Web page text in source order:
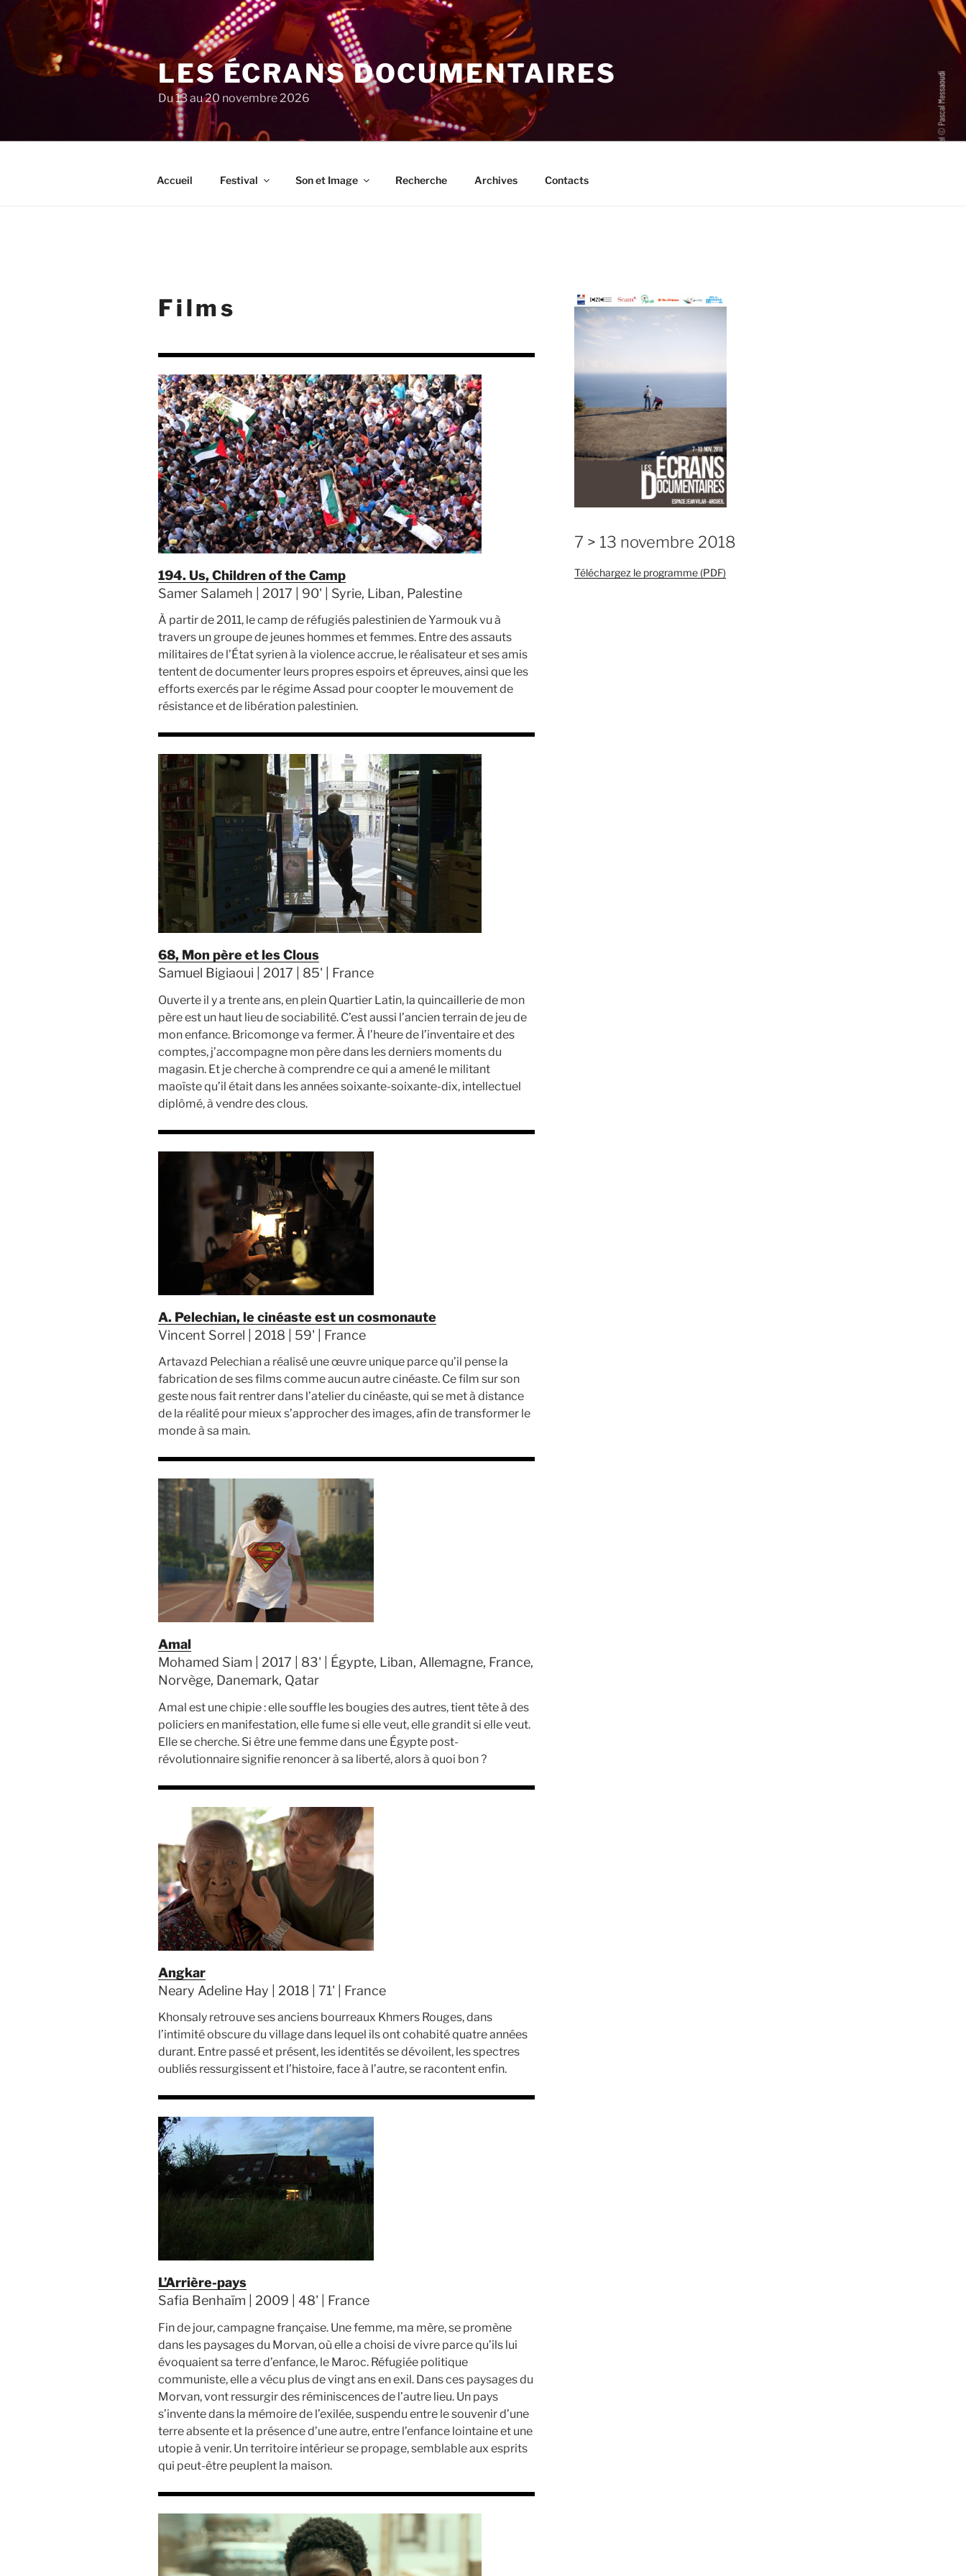
au
contenu
principal
LES ÉCRANS DOCUMENTAIRES
Du 13 au 20 novembre 2026
Accueil Festival Son et Image Recherche Archives Contacts
Films
194. Us, Children of the Camp
Samer Salameh | 2017 | 90' | Syrie, Liban, Palestine
À partir de 2011, le camp de réfugiés palestinien de Yarmouk vu à
travers un groupe de jeunes hommes et femmes. Entre des assauts
militaires de l’État syrien à la violence accrue, le réalisateur et ses amis
tentent de documenter leurs propres espoirs et épreuves, ainsi que les
efforts exercés par le régime Assad pour coopter le mouvement de
résistance et de libération palestinien.
68, Mon père et les Clous
Samuel Bigiaoui | 2017 | 85' | France
Ouverte il y a trente ans, en plein Quartier Latin, la quincaillerie de mon
père est un haut lieu de sociabilité. C’est aussi l’ancien terrain de jeu de
mon enfance. Bricomonge va fermer. À l’heure de l’inventaire et des
comptes, j’accompagne mon père dans les derniers moments du
magasin. Et je cherche à comprendre ce qui a amené le militant
maoïste qu’il était dans les années soixante-soixante-dix, intellectuel
diplômé, à vendre des clous.
A. Pelechian, le cinéaste est un cosmonaute
Vincent Sorrel | 2018 | 59' | France
Artavazd Pelechian a réalisé une œuvre unique parce qu’il pense la
fabrication de ses films comme aucun autre cinéaste. Ce film sur son
geste nous fait rentrer dans l’atelier du cinéaste, qui se met à distance
de la réalité pour mieux s’approcher des images, afin de transformer le
monde à sa main.
Amal
Mohamed Siam | 2017 | 83' | Égypte, Liban, Allemagne, France,
Norvège, Danemark, Qatar
Amal est une chipie : elle souffle les bougies des autres, tient tête à des
policiers en manifestation, elle fume si elle veut, elle grandit si elle veut.
Elle se cherche. Si être une femme dans une Égypte post-
révolutionnaire signifie renoncer à sa liberté, alors à quoi bon ?
Angkar
Neary Adeline Hay | 2018 | 71' | France
Khonsaly retrouve ses anciens bourreaux Khmers Rouges, dans
l’intimité obscure du village dans lequel ils ont cohabité quatre années
durant. Entre passé et présent, les identités se dévoilent, les spectres
oubliés ressurgissent et l’histoire, face à l’autre, se racontent enfin.
L’Arrière-pays
Safia Benhaïm | 2009 | 48' | France
Fin de jour, campagne française. Une femme, ma mère, se promène
dans les paysages du Morvan, où elle a choisi de vivre parce qu’ils lui
évoquaient sa terre d’enfance, le Maroc. Réfugiée politique
communiste, elle a vécu plus de vingt ans en exil. Dans ces paysages du
Morvan, vont ressurgir des réminiscences de l’autre lieu. Un pays
s’invente dans la mémoire de l’exilée, suspendu entre le souvenir d’une
terre absente et la présence d’une autre, entre l’enfance lointaine et une
utopie à venir. Un territoire intérieur se propage, semblable aux esprits
qui peut-être peuplent la maison.
7 > 13 novembre 2018
Téléchargez le programme (PDF)